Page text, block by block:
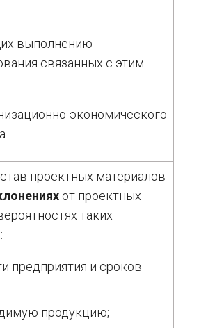
выполнению
связанных с этим
экономического
проектных материалов
от проектных
таких
предприятия и сроков
продукцию;